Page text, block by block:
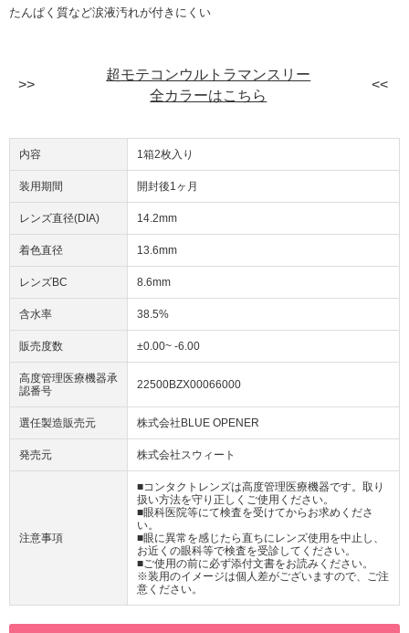
たんぱく質など涙液汚れが付きにくい
超モテコンウルトラマンスリー
全カラーはこちら
内容 1箱2枚入り
装用期間 開封後1ヶ月
レンズ直径(DIA) 14.2mm
着色直径 13.6mm
レンズBC 8.6mm
含水率 38.5%
販売度数 ±0.00~ -6.00
高度管理医療機器承
認番号
22500BZX00066000
選任製造販売元 株式会社BLUE OPENER
発売元 株式会社スウィート
注意事項
■コンタクトレンズは高度管理医療機器です。取り
扱い方法を守り正しくご使用ください。
■眼科医院等にて検査を受けてからお求めくださ
い。
■眼に異常を感じたら直ちにレンズ使用を中止し、
お近くの眼科等で検査を受診してください。
■ご使用の前に必ず添付文書をお読みください。
※装用のイメージは個人差がございますので、ご注
意ください。